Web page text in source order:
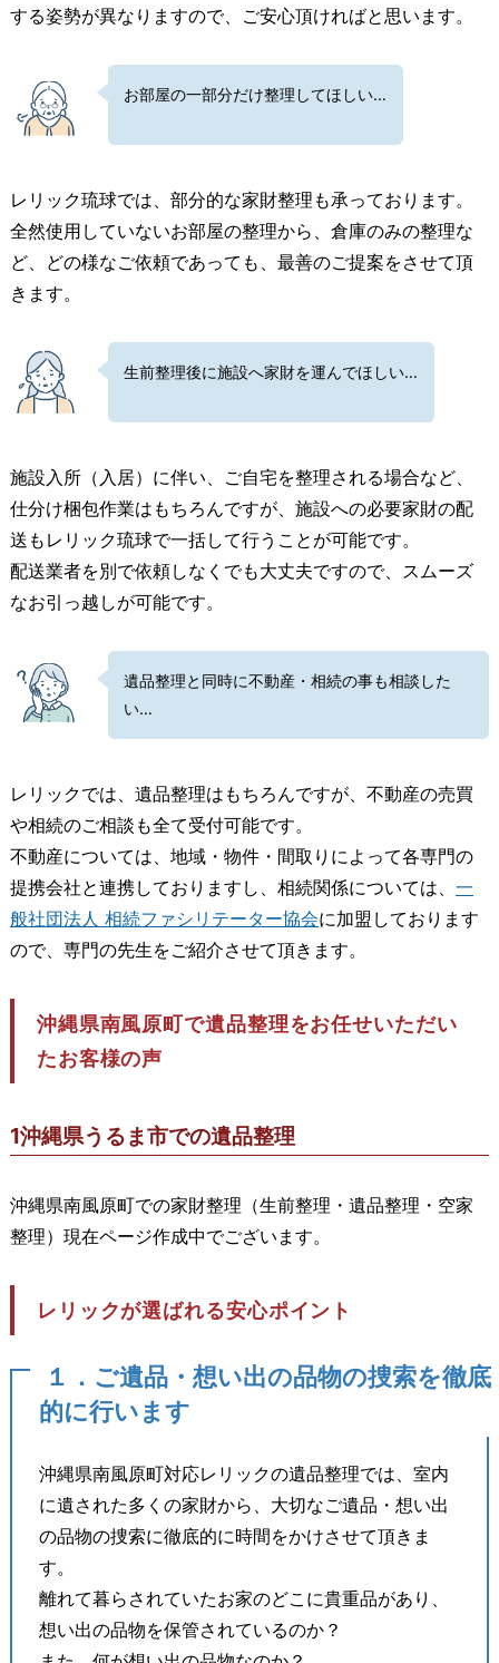
する姿勢が異なりますので、ご安心頂ければと思います。
お部屋の一部分だけ整理してほしい…
レリック琉球では、部分的な家財整理も承っております。
全然使用していないお部屋の整理から、倉庫のみの整理な
ど、どの様なご依頼であっても、最善のご提案をさせて頂
きます。
生前整理後に施設へ家財を運んでほしい…
施設入所（入居）に伴い、ご自宅を整理される場合など、
仕分け梱包作業はもちろんですが、施設への必要家財の配
送もレリック琉球で一括して行うことが可能です。
配送業者を別で依頼しなくでも大丈夫ですので、スムーズ
なお引っ越しが可能です。
遺品整理と同時に不動産・相続の事も相談した
い…
レリックでは、遺品整理はもちろんですが、不動産の売買
や相続のご相談も全て受付可能です。
不動産については、地域・物件・間取りによって各専門の
提携会社と連携しておりますし、相続関係については、 一
般社団法人 相続ファシリテーター協会に加盟しております
ので、専門の先生をご紹介させて頂きます。
沖縄県南風原町で遺品整理をお任せいただい
たお客様の声
1沖縄県うるま市での遺品整理
沖縄県南風原町での家財整理（生前整理・遺品整理・空家
整理）現在ページ作成中でございます。
レリックが選ばれる安心ポイント
１．ご遺品・想い出の品物の捜索を徹底
的に行います
沖縄県南風原町対応レリックの遺品整理では、室内
に遺された多くの家財から、大切なご遺品・想い出
の品物の捜索に徹底的に時間をかけさせて頂きま
す。
離れて暮らされていたお家のどこに貴重品があり、
想い出の品物を保管されているのか？